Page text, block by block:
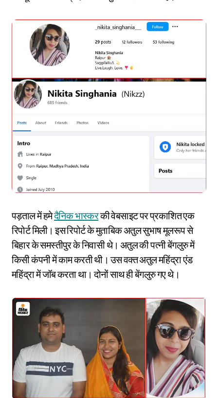
पड़ताल में हमेदैनिक भास्करकी वेबसाइट पर प्रकाशित एक
रिपोर्ट मिली। इस रिपोर्ट के मुताबिक अतुल सुभाष मूलरूप से
बिहार के समस्तीपुर के निवासी थे। अतुल की पत्नी बेंगलुरु में
किसी कंपनी में काम करती थी। उस वक्त अतुल महिंद्रा एंड
महिंद्रा में जॉब करता था। दोनों साथ ही बेंगलुरु गए थे।